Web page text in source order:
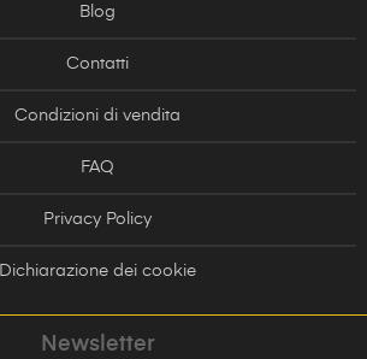
Blog
Contatti
Condizioni di vendita
FAQ
Privacy Policy
Dichiarazione dei cookie
Newsletter